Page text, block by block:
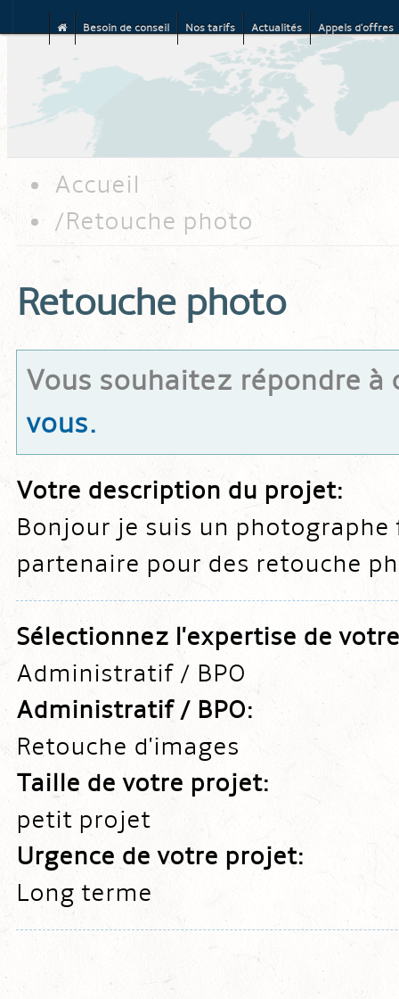
Aller au contenu principal
Besoin de conseil Nos tarifs Actualités Appels d'offres
Accueil
Retouche photo
Retouche photo
Vous souhaitez répondre
vous.
Votre description du projet:
Bonjour je suis un
partenaire pour des retouche
Sélectionnez l'expertise de
Administratif / BPO
Administratif / BPO:
Retouche d'images
Taille de votre projet:
petit projet
Urgence de votre projet:
Long terme